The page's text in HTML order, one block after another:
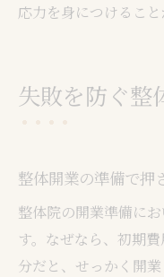
応力を身につけること
失敗を防ぐ整
整体開業の準備で押
整体院の開業準備に
す。なぜなら、初期
分だと、せっかく開